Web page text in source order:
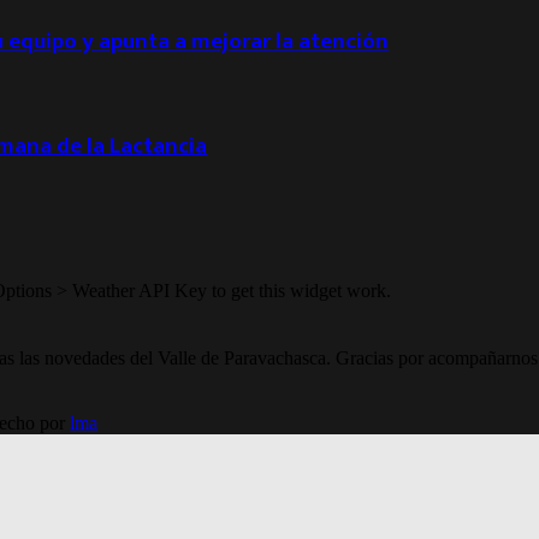
y apunta a mejorar la atención
de la Lactancia
> Weather API Key to get this widget work.
las novedades del Valle de Paravachasca. Gracias por
por lma